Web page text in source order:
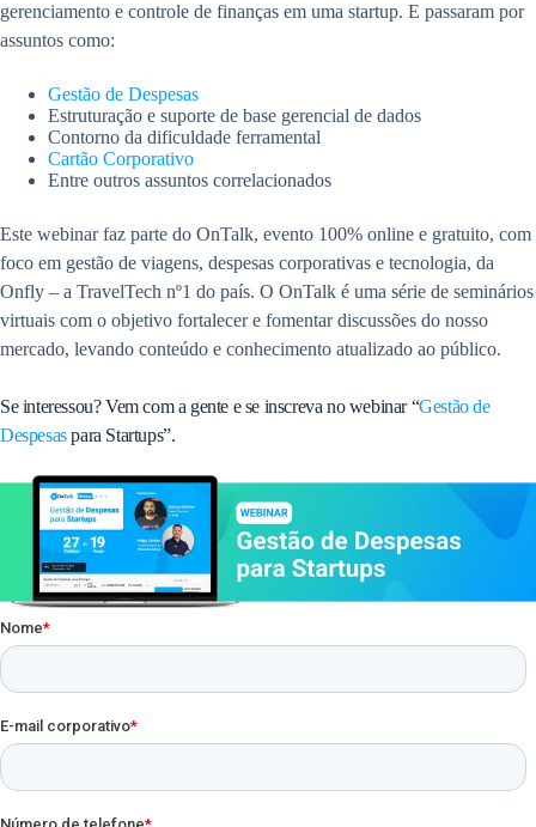
gerenciamento e controle de finanças em uma startup. E passaram por
assuntos como:
Gestão de Despesas
Estruturação e suporte de base gerencial de dados
Contorno da dificuldade ferramental
Cartão Corporativo
Entre outros assuntos correlacionados
Este webinar faz parte do OnTalk, evento 100% online e gratuito, com
foco em gestão de viagens, despesas corporativas e tecnologia, da
Onfly – a TravelTech nº1 do país. O OnTalk é uma série de seminários
virtuais com o objetivo fortalecer e fomentar discussões do nosso
mercado, levando conteúdo e conhecimento atualizado ao público.
Se interessou? Vem com a gente e se inscreva no webinar “Gestão de
Despesaspara Startups”.